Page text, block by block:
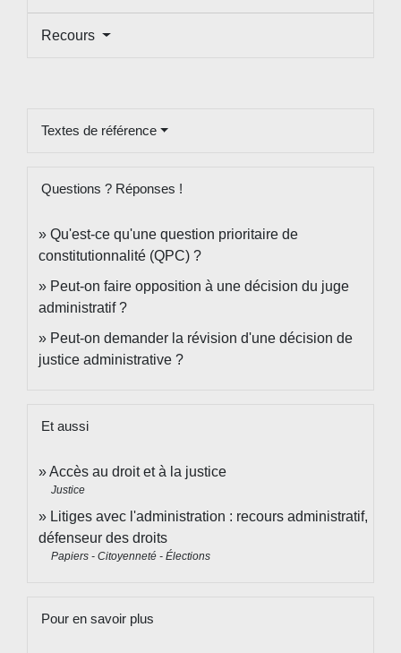
Recours
Textes de référence
Questions ? Réponses !
Qu'est-ce qu'une question prioritaire de
constitutionnalité (QPC) ?
Peut-on faire opposition à une décision du juge
administratif ?
Peut-on demander la révision d'une décision de
justice administrative ?
Et aussi
Accès au droit et à la justice
Justice
Litiges avec l'administration : recours administratif,
défenseur des droits
Papiers - Citoyenneté - Élections
Pour en savoir plus